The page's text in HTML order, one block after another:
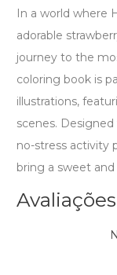
In a world where
adorable
journey to the
coloring book is
illustrations,
scenes.
no-stress activity
bring a sweet
Avaliações